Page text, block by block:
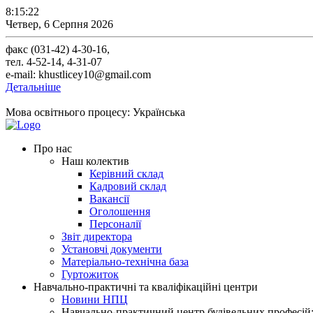
8:15:23
Четвер, 6 Серпня 2026
факс (031-42) 4-30-16,
тел. 4-52-14, 4-31-07
e-mail: khustlicey10@gmail.com
Детальніше
Мова освітнього процесу: Українська
Про нас
Наш колектив
Керівний склад
Кадровий склад
Вакансії
Оголошення
Персоналії
Звіт директора
Установчі документи
Матеріально-технічна база
Гуртожиток
Навчально-практичні та кваліфікаційні центри
Новини НПЦ